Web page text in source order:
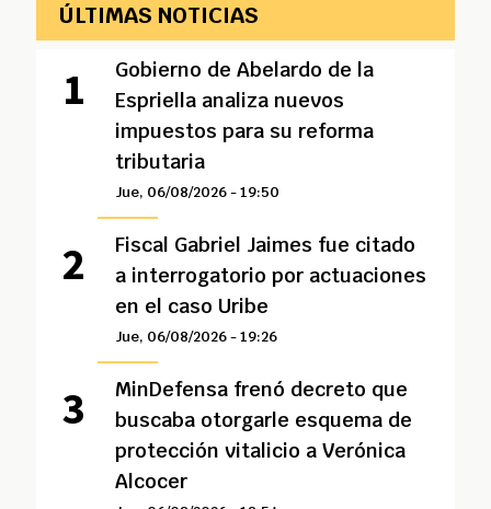
ÚLTIMAS NOTICIAS
Gobierno de Abelardo de la
Espriella analiza nuevos
impuestos para su reforma
tributaria
Jue, 06/08/2026 - 19:50
Fiscal Gabriel Jaimes fue citado
a interrogatorio por actuaciones
en el caso Uribe
Jue, 06/08/2026 - 19:26
MinDefensa frenó decreto que
buscaba otorgarle esquema de
protección vitalicio a Verónica
Alcocer